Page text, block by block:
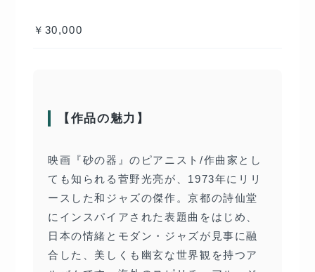
￥30,000
【作品の魅力】
映画『砂の器』のピアニスト/作曲家とし
ても知られる菅野光亮が、1973年にリリ
ースした和ジャズの傑作。京都の詩仙堂
にインスパイアされた表題曲をはじめ、
日本の情緒とモダン・ジャズが見事に融
合した、美しくも幽玄な世界観を持つア